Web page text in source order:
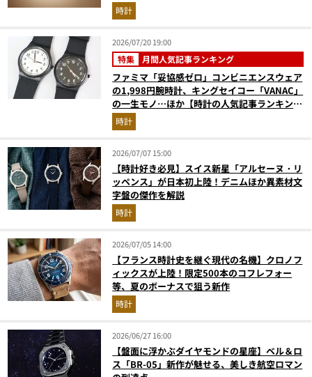
時計
2026/07/20 19:00
特集 月間人気記事ランキング
ファミマ「妥協感ゼロ」コンビニエンスウェア
の1,998円腕時計、キングセイコー「VANAC」
の一生モノ…ほか【時計の人気記事ランキング
ベスト3】（2026年6月版）
時計
2026/07/07 15:00
【時計好き必見】スイス新星「アルセーヌ・リ
ッペンス」が日本初上陸！デニムほか異素材文
字盤の傑作を解説
時計
2026/07/05 14:00
【フランス時計史を継ぐ現代の名機】クロノフ
ィックスが上陸！限定500本のコフレフォー
等、夏のボーナスで狙う新作
時計
2026/06/27 16:00
【盤面に浮かぶダイヤモンドの星座】ベル＆ロ
ス「BR-05」新作が魅せる、美しき航空ロマン